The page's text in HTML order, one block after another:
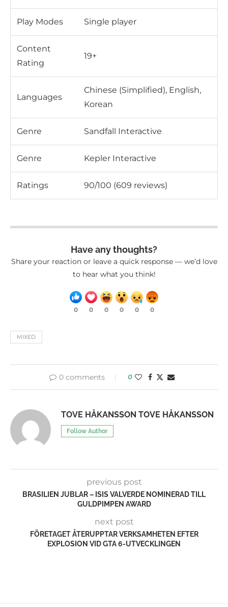
Play Modes Single player
Content
Rating
19+
Languages
Chinese (Simplified), English,
Korean
Genre Sandfall Interactive
Genre Kepler Interactive
Ratings 90/100 (609 reviews)
Have any thoughts?
Share your reaction or leave a quick response — we’d love
to hear what you think!
0 0 0 0 0 0
MIXED
0 comments 0
TOVE HÅKANSSON TOVE HÅKANSSON
Follow Author
previous post
BRASILIEN JUBLAR – ISIS VALVERDE NOMINERAD TILL
GULDPIMPEN AWARD
next post
FÖRETAGET ÅTERUPPTAR VERKSAMHETEN EFTER
EXPLOSION VID GTA 6-UTVECKLINGEN